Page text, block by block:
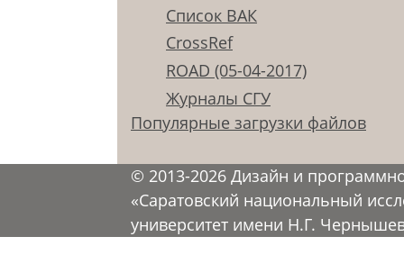
Список ВАК
CrossRef
ROAD (05-04-2017)
Журналы СГУ
Популярные загрузки файлов
© 2013-2026 Дизайн и
«Саратовский национальный
университет имени Н.Г.